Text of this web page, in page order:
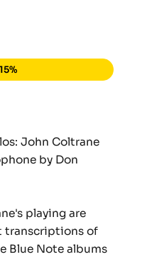
John Coltrane
by Don
playing are
transcriptions of
Blue Note albums